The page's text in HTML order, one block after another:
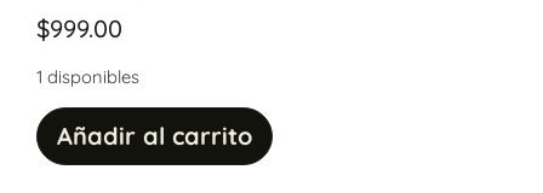
$999.00
1 disponibles
Añadir al carrito